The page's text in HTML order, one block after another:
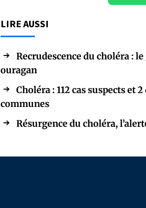
LIRE AUSSI
Recrudescence du choléra :
ouragan
Choléra : 112 cas suspects et
communes
Résurgence du choléra,